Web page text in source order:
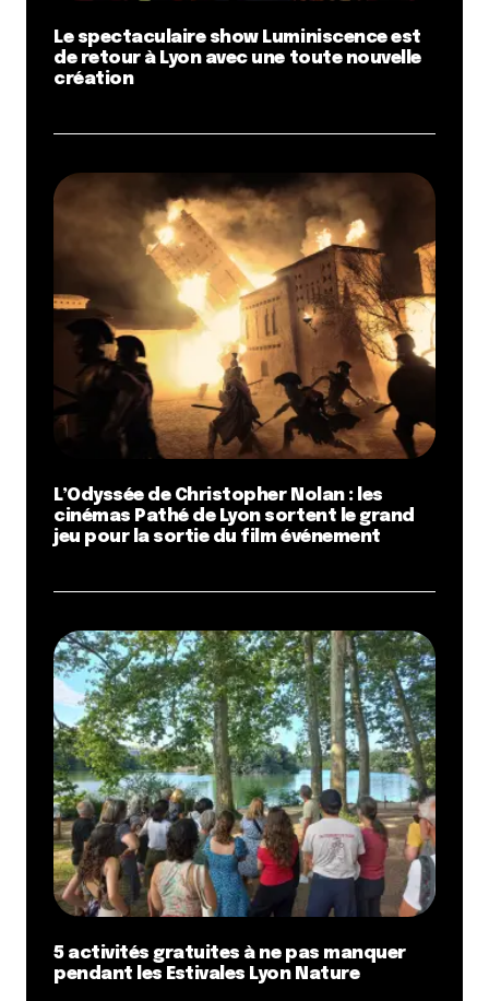
Le spectaculaire show Luminiscence est
de retour à Lyon avec une toute nouvelle
création
L’Odyssée de Christopher Nolan : les
cinémas Pathé de Lyon sortent le grand
jeu pour la sortie du film événement
5 activités gratuites à ne pas manquer
pendant les Estivales Lyon Nature